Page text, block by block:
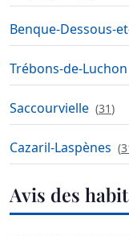
Benque-Dessous-
Trébons-de-Luchon
Saccourvielle (31)
Cazaril-Laspènes (
Avis des